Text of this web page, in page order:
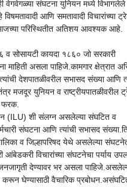
वेगवेगळ्या संघटना युनियन मध्ये विभागलेले
आणि समतावादी विचारांच्या
परिस्थितीत अतिशय आवश्यक आहे.
व सोसायटी कायदा १८६० जो सरकारी
माहिती असला पाहिजे. कामगार क्षेत्रात
देशपातळीवरील सभासद संख्याआणि
मजदूरयुनियन व राष्ट्रीयपातळीवरील
फरक.
(ILU) शी संलग्न असलेल्या संघटित व
संघटना आणि त्यांचीसभासद संख्या
व जिल्हापरिषद येथेअसलेल्या
आंबेडकरी विचारांच्यासंघटनेचा पर्याय
देण्यावर भर असला
करून घेण्यासाठी वैचारिक प्रबोधन.